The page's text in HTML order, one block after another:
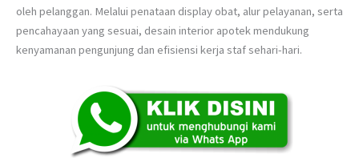
oleh pelanggan. Melalui penataan display obat, alur pelayanan, serta
pencahayaan yang sesuai, desain interior apotek mendukung
kenyamanan pengunjung dan efisiensi kerja staf sehari-hari.